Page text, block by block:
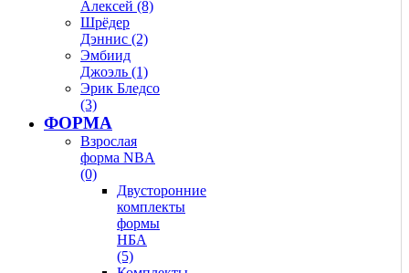
Алексей (8)
Шрёдер
Дэннис (2)
Эмбиид
Джоэль (1)
Эрик Бледсо
(3)
ФОРМА
Взрослая
форма NBA
(0)
Двусторонние
комплекты
формы
НБА
(5)